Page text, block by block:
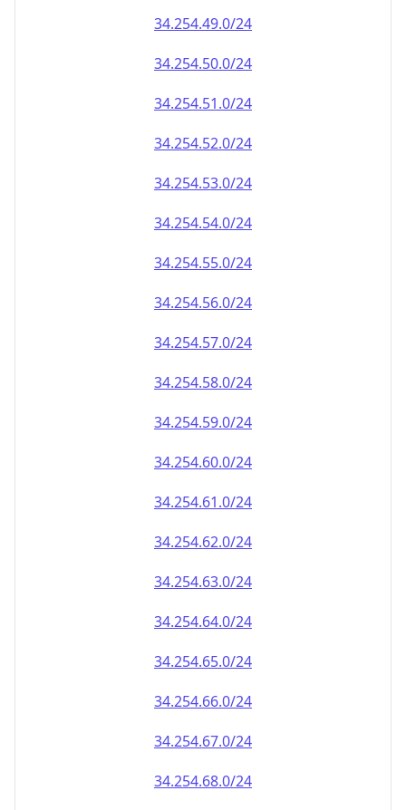
34.254.49.0/24
34.254.50.0/24
34.254.51.0/24
34.254.52.0/24
34.254.53.0/24
34.254.54.0/24
34.254.55.0/24
34.254.56.0/24
34.254.57.0/24
34.254.58.0/24
34.254.59.0/24
34.254.60.0/24
34.254.61.0/24
34.254.62.0/24
34.254.63.0/24
34.254.64.0/24
34.254.65.0/24
34.254.66.0/24
34.254.67.0/24
34.254.68.0/24